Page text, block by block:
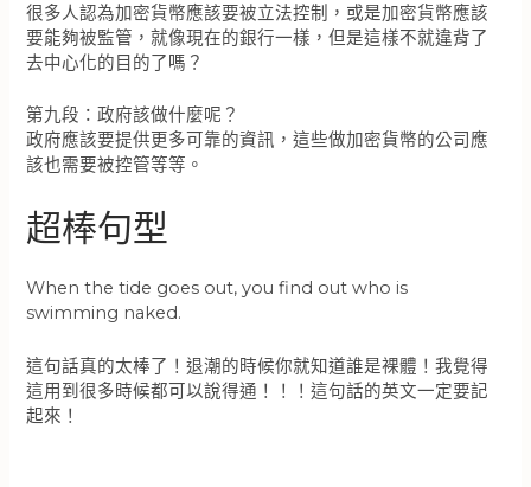
很多人認為加密貨幣應該要被立法控制，或是加密貨幣應該
要能夠被監管，就像現在的銀行一樣，但是這樣不就違背了
去中心化的目的了嗎？
第九段：政府該做什麼呢？
政府應該要提供更多可靠的資訊，這些做加密貨幣的公司應
該也需要被控管等等。
超棒句型
When the tide goes out, you find out who is
swimming naked.
這句話真的太棒了！退潮的時候你就知道誰是裸體！我覺得
這用到很多時候都可以說得通！！！這句話的英文一定要記
起來！